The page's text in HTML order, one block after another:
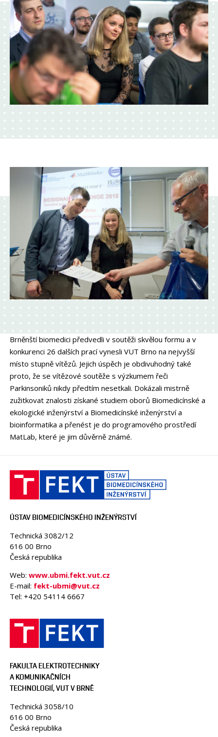
Brněnští biomedici předvedli v soutěži skvělou formu a v
konkurenci 26 dalších prací vynesli VUT Brno na nejvyšší
místo stupně vítězů. Jejich úspěch je obdivuhodný také
proto, že se vítězové soutěže s výzkumem řeči
Parkinsoniků nikdy předtím nesetkali. Dokázali mistrně
zužitkovat znalosti získané studiem oborů Biomedicínské a
ekologické inženýrství a Biomedicínské inženýrství a
bioinformatika a přenést je do programového prostředí
MatLab, které je jim důvěrně známé.
ÚSTAV BIOMEDICÍNSKÉHO INŽENÝRSTVÍ
Technická 3082/12
616 00 Brno
Česká republika
Web: www.ubmi.fekt.vut.cz
E-mail: fekt-ubmi@vut.cz
Tel: +420 54114 6667
FAKULTA ELEKTROTECHNIKY
A KOMUNIKAČNÍCH
TECHNOLOGIÍ, VUT V BRNĚ
Technická 3058/10
616 00 Brno
Česká republika